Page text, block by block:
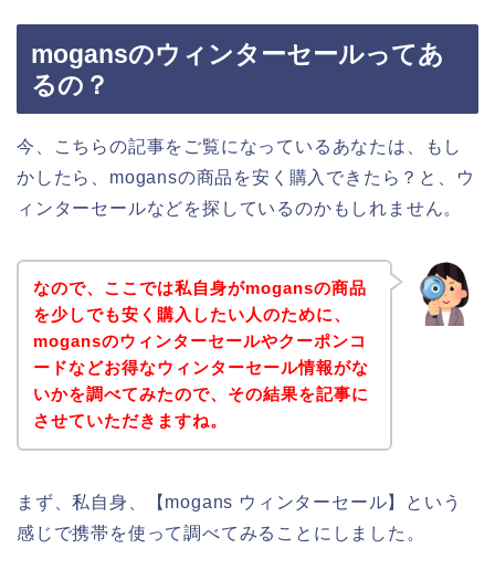
mogansのウィンターセールってあ
るの？
今、こちらの記事をご覧になっているあなたは、もし
かしたら、mogansの商品を安く購入できたら？と、ウ
ィンターセールなどを探しているのかもしれません。
なので、ここでは私自身がmogansの商品
を少しでも安く購入したい人のために、
mogansのウィンターセールやクーポンコ
ードなどお得なウィンターセール情報がな
いかを調べてみたので、その結果を記事に
させていただきますね。
まず、私自身、【mogans ウィンターセール】という
感じで携帯を使って調べてみることにしました。